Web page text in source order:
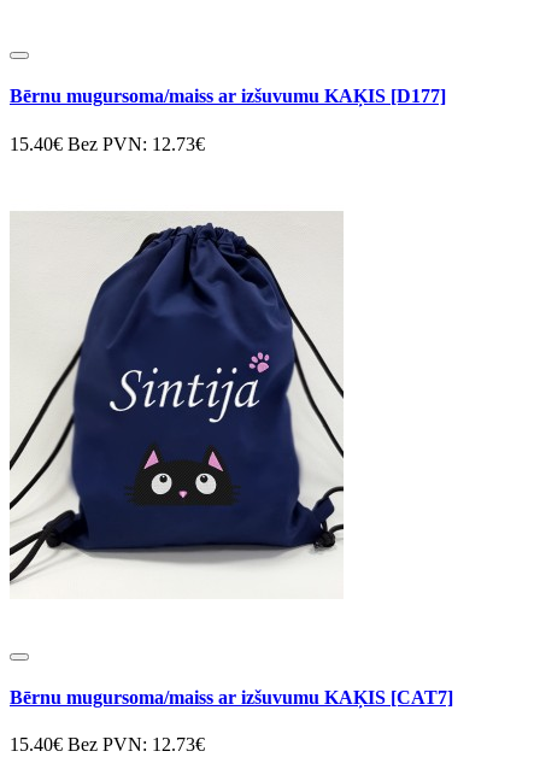
Bērnu mugursoma/maiss ar izšuvumu KAĶIS [D177]
15.40€ Bez PVN: 12.73€
Bērnu mugursoma/maiss ar izšuvumu KAĶIS [CAT7]
15.40€ Bez PVN: 12.73€